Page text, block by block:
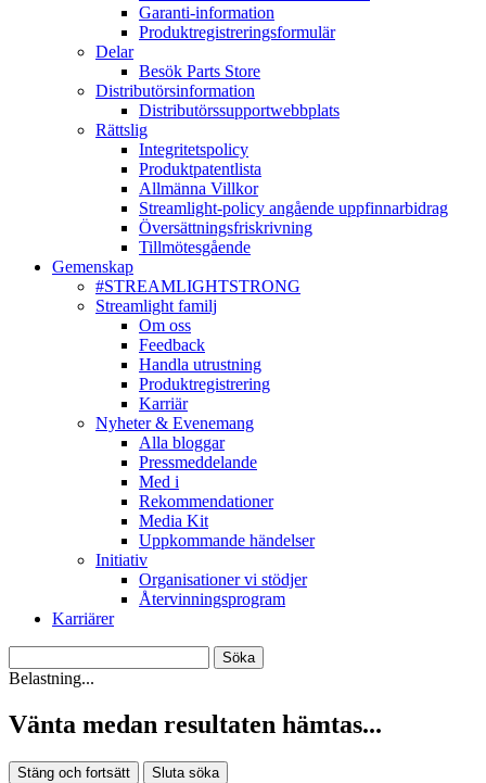
Garanti-information
Produktregistreringsformulär
Delar
Besök Parts Store
Distributörsinformation
Distributörssupportwebbplats
Rättslig
Integritetspolicy
Produktpatentlista
Allmänna Villkor
Streamlight-policy angående uppfinnarbidrag
Översättningsfriskrivning
Tillmötesgående
Gemenskap
#STREAMLIGHTSTRONG
Streamlight familj
Om oss
Feedback
Handla utrustning
Produktregistrering
Karriär
Nyheter & Evenemang
Alla bloggar
Pressmeddelande
Med i
Rekommendationer
Media Kit
Uppkommande händelser
Initiativ
Organisationer vi stödjer
Återvinningsprogram
Karriärer
Belastning...
Vänta medan resultaten hämtas...
Stäng och fortsätt Sluta söka